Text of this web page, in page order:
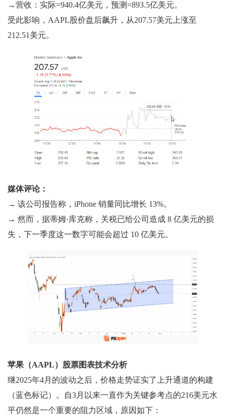
→营收：实际=940.4亿美元，预测=893.5亿美元。
受此影响，AAPL股价盘后飙升，从207.57美元上涨至
212.51美元。
媒体评论：
→ 该公司报告称，iPhone 销量同比增长 13%。
→ 然而，据蒂姆·库克称，关税已给公司造成 8 亿美元的损
失，下一季度这一数字可能会超过 10 亿美元。
苹果（AAPL）股票图表技术分析
继2025年4月的波动之后，价格走势证实了上升通道的构建
（蓝色标记）。自3月以来一直作为关键参考点的216美元水
平仍然是一个重要的阻力区域，原因如下：